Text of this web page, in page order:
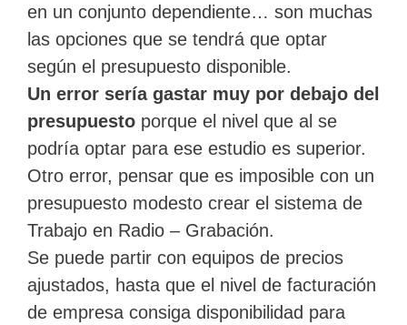
en un conjunto dependiente… son muchas
las opciones que se tendrá que optar
según el presupuesto disponible.
Un error sería gastar muy por debajo del
presupuesto porque el nivel que al se
podría optar para ese estudio es superior.
Otro error, pensar que es imposible con un
presupuesto modesto crear el sistema de
Trabajo en Radio – Grabación.
Se puede partir con equipos de precios
ajustados, hasta que el nivel de facturación
de empresa consiga disponibilidad para